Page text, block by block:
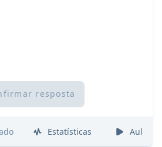
resposta
Estatísticas Aulas